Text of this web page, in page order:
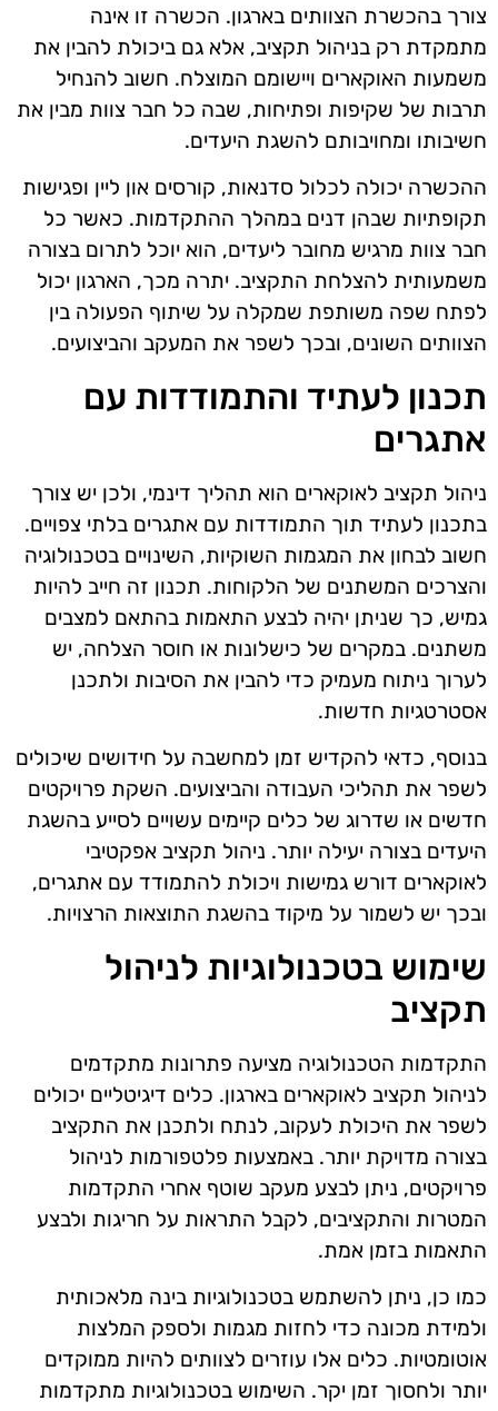
צורך בהכשרת הצוותים בארגון. הכשרה זו אינה
מתמקדת רק בניהול תקציב, אלא גם ביכולת להבין את
משמעות האוקארים ויישומם המוצלח. חשוב להנחיל
תרבות של שקיפות ופתיחות, שבה כל חבר צוות מבין את
חשיבותו ומחויבותם להשגת היעדים.
ההכשרה יכולה לכלול סדנאות, קורסים און ליין ופגישות
תקופתיות שבהן דנים במהלך ההתקדמות. כאשר כל
חבר צוות מרגיש מחובר ליעדים, הוא יוכל לתרום בצורה
משמעותית להצלחת התקציב. יתרה מכך, הארגון יכול
לפתח שפה משותפת שמקלה על שיתוף הפעולה בין
הצוותים השונים, ובכך לשפר את המעקב והביצועים.
תכנון לעתיד והתמודדות עם
אתגרים
ניהול תקציב לאוקארים הוא תהליך דינמי, ולכן יש צורך
בתכנון לעתיד תוך התמודדות עם אתגרים בלתי צפויים.
חשוב לבחון את המגמות השוקיות, השינויים בטכנולוגיה
והצרכים המשתנים של הלקוחות. תכנון זה חייב להיות
גמיש, כך שניתן יהיה לבצע התאמות בהתאם למצבים
משתנים. במקרים של כישלונות או חוסר הצלחה, יש
לערוך ניתוח מעמיק כדי להבין את הסיבות ולתכנן
אסטרטגיות חדשות.
בנוסף, כדאי להקדיש זמן למחשבה על חידושים שיכולים
לשפר את תהליכי העבודה והביצועים. השקת פרויקטים
חדשים או שדרוג של כלים קיימים עשויים לסייע בהשגת
היעדים בצורה יעילה יותר. ניהול תקציב אפקטיבי
לאוקארים דורש גמישות ויכולת להתמודד עם אתגרים,
ובכך יש לשמור על מיקוד בהשגת התוצאות הרצויות.
שימוש בטכנולוגיות לניהול
תקציב
התקדמות הטכנולוגיה מציעה פתרונות מתקדמים
לניהול תקציב לאוקארים בארגון. כלים דיגיטליים יכולים
לשפר את היכולת לעקוב, לנתח ולתכנן את התקציב
בצורה מדויקת יותר. באמצעות פלטפורמות לניהול
פרויקטים, ניתן לבצע מעקב שוטף אחרי התקדמות
המטרות והתקציבים, לקבל התראות על חריגות ולבצע
התאמות בזמן אמת.
כמו כן, ניתן להשתמש בטכנולוגיות בינה מלאכותית
ולמידת מכונה כדי לחזות מגמות ולספק המלצות
אוטומטיות. כלים אלו עוזרים לצוותים להיות ממוקדים
יותר ולחסוך זמן יקר. השימוש בטכנולוגיות מתקדמות